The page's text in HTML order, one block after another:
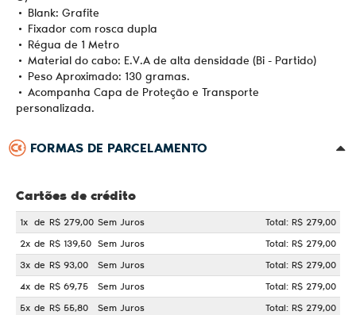
• Blank: Grafite
• Fixador com rosca dupla
• Régua de 1 Metro
• Material do cabo: E.V.A de alta densidade (Bi - Partido)
• Peso Aproximado: 130 gramas.
• Acompanha Capa de Proteção e Transporte
personalizada.
FORMAS DE PARCELAMENTO
Cartões de crédito
1x de R$ 279,00 Sem Juros
Total: R$ 279,00
2x de R$ 139,50 Sem Juros
Total: R$ 279,00
3x de R$ 93,00 Sem Juros
Total: R$ 279,00
4x de R$ 69,75 Sem Juros
Total: R$ 279,00
5x de R$ 55,80 Sem Juros
Total: R$ 279,00